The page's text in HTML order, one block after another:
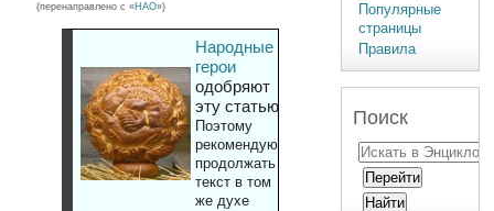
(перенаправлено с «НАО»)
Народные
герои
одобряют
эту статью
Поэтому
рекомендуют
продолжать
текст в том
же духе
Популярные
страницы
Правила
Поиск